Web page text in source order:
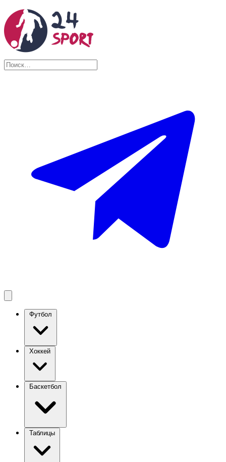
Футбол
Хоккей
Баскетбол
Таблицы